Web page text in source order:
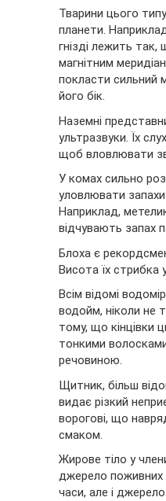
Тварини цього
планети.
гнізді лежить так,
магнітним
покласти сильний
його бік.
Наземні
ультразвуки. Їх
щоб вловлювати
У комах сильно
уловлювати запахи
Наприклад,
відчувають запах
Блоха є
Висота їх стрибка
Всім відомі
водойм, ніколи не
тому, що кінцівки
тонкими
речовиною.
Щитник, більш
видає різкий
ворогові, що
смаком.
Жирове тіло у
джерело поживних
часи, але і